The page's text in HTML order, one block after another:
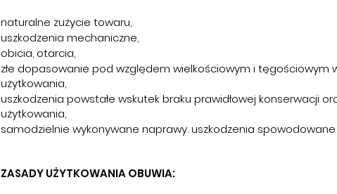
naturalne zużycie towaru,
uszkodzenia mechaniczne,
obicia, otarcia,
złe dopasowanie pod względem wielkościowym i tęgościowym
użytkowania,
uszkodzenia powstałe wskutek braku prawidłowej konserwacji
użytkowania,
samodzielnie wykonywane naprawy. uszkodzenia
ZASADY UŻYTKOWANIA OBUWIA: